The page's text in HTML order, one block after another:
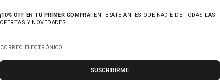
¡10% OFF EN TU PRIMER COMPRA! ENTERATE ANTES QUE NADIE DE TODAS LAS
OFERTAS Y NOVEDADES
CORREO ELECTRÓNICO
SUSCRIBIRME